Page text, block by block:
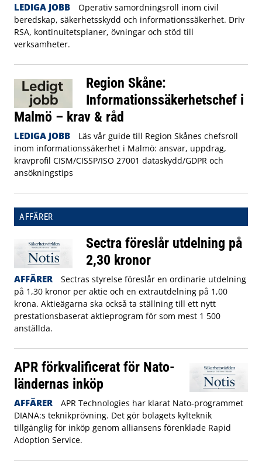
LEDIGA JOBB
Operativ samordningsroll inom civil
beredskap, säkerhetsskydd och informationssäkerhet. Driv
RSA, kontinuitetsplaner, övningar och stöd till
verksamheter.
Region Skåne:
Informationssäkerhetschef i
Malmö – krav & råd
LEDIGA JOBB
Läs vår guide till Region Skånes chefsroll
inom informationssäkerhet i Malmö: ansvar, uppdrag,
kravprofil CISM/CISSP/ISO 27001 dataskydd/GDPR och
ansökningstips
AFFÄRER
Sectra föreslår utdelning på
2,30 kronor
AFFÄRER
Sectras styrelse föreslår en ordinarie utdelning
på 1,30 kronor per aktie och en extrautdelning på 1,00
krona. Aktieägarna ska också ta ställning till ett nytt
prestationsbaserat aktieprogram för som mest 1 500
anställda.
APR förkvalificerat för Nato-
ländernas inköp
AFFÄRER
APR Technologies har klarat Nato-programmet
DIANA:s teknikprövning. Det gör bolagets kylteknik
tillgänglig för inköp genom alliansens förenklade Rapid
Adoption Service.